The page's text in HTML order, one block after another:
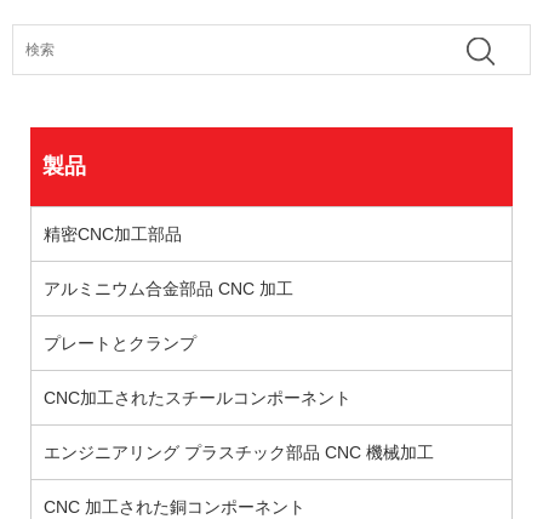
製品
精密CNC加工部品
アルミニウム合金部品 CNC 加工
プレートとクランプ
CNC加工されたスチールコンポーネント
エンジニアリング プラスチック部品 CNC 機械加工
CNC 加工された銅コンポーネント